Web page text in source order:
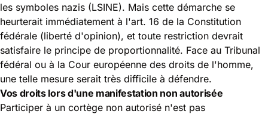
les symboles nazis (LSINE). Mais cette démarche se
heurterait immédiatement à l'art. 16 de la Constitution
fédérale (liberté d'opinion), et toute restriction devrait
satisfaire le principe de proportionnalité. Face au Tribunal
fédéral ou à la Cour européenne des droits de l'homme,
une telle mesure serait très difficile à défendre.
Vos droits lors d'une manifestation non autorisée
Participer à un cortège non autorisé n'est pas